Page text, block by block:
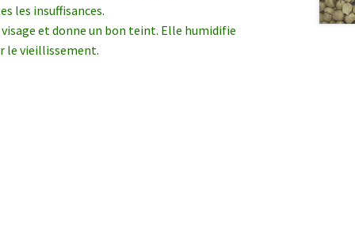
les insuffisances.
et donne un bon teint. Elle humidifie
le vieillissement.